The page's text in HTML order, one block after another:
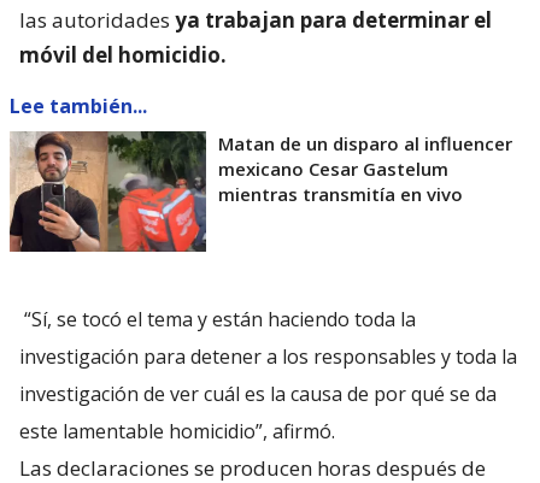
las autoridades ya trabajan para determinar el
móvil del homicidio.
Lee también...
Matan de un disparo al influencer
mexicano Cesar Gastelum
mientras transmitía en vivo
“Sí, se tocó el tema y están haciendo toda la
investigación para detener a los responsables y toda la
investigación de ver cuál es la causa de por qué se da
este lamentable homicidio”, afirmó.
Las declaraciones se producen horas después de